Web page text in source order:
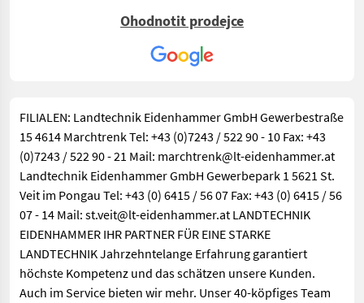
Sehr große Auswahl an Gebraucht und Neu Maschinen.
Nettes Personal. Gute Werkstatt
Ohodnotit prodejce
FILIALEN: Landtechnik Eidenhammer GmbH Gewerbestraße
15 4614 Marchtrenk Tel: +43 (0)7243 / 522 90 - 10 Fax: +43
(0)7243 / 522 90 - 21 Mail: marchtrenk@lt-eidenhammer.at
Landtechnik Eidenhammer GmbH Gewerbepark 1 5621 St.
Veit im Pongau Tel: +43 (0) 6415 / 56 07 Fax: +43 (0) 6415 / 56
07 - 14 Mail: st.veit@lt-eidenhammer.at LANDTECHNIK
EIDENHAMMER IHR PARTNER FÜR EINE STARKE
LANDTECHNIK Jahrzehntelange Erfahrung garantiert
höchste Kompetenz und das schätzen unsere Kunden.
Auch im Service bieten wir mehr. Unser 40-köpfiges Team